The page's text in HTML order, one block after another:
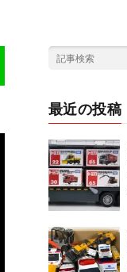
最近の投稿